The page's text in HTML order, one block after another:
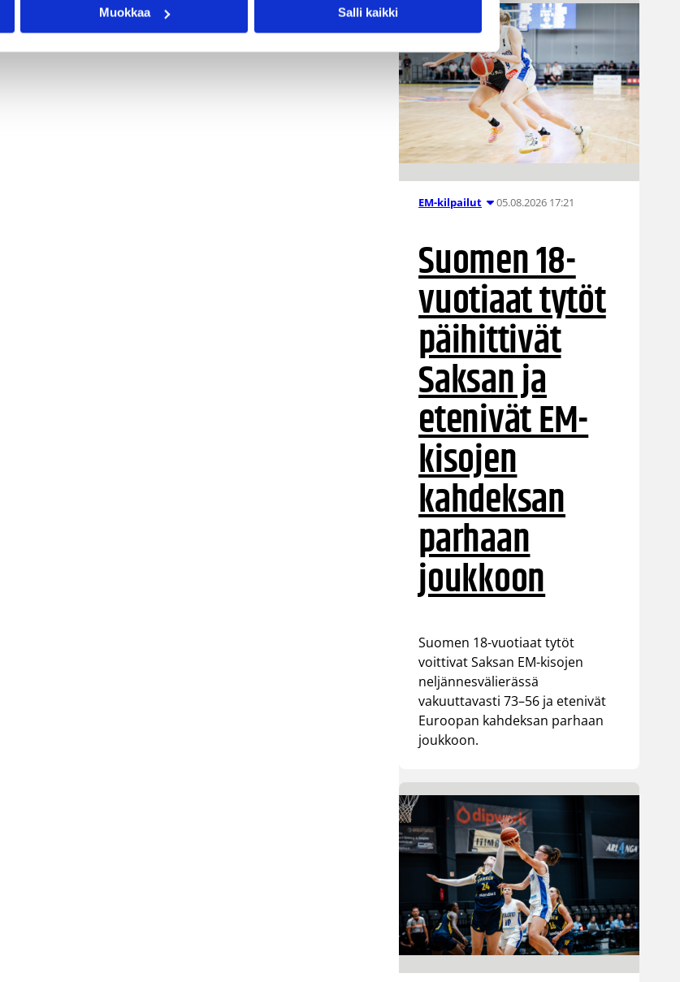
Muokkaa Salli kaikki
EM-kilpailut 05.08.2026 17:21
Suomen 18-
vuotiaat tytöt
päihittivät
Saksan ja
etenivät EM-
kisojen
kahdeksan
parhaan
joukkoon
Suomen 18-vuotiaat tytöt
voittivat Saksan EM-kisojen
neljännesvälierässä
vakuuttavasti 73–56 ja etenivät
Euroopan kahdeksan parhaan
joukkoon.